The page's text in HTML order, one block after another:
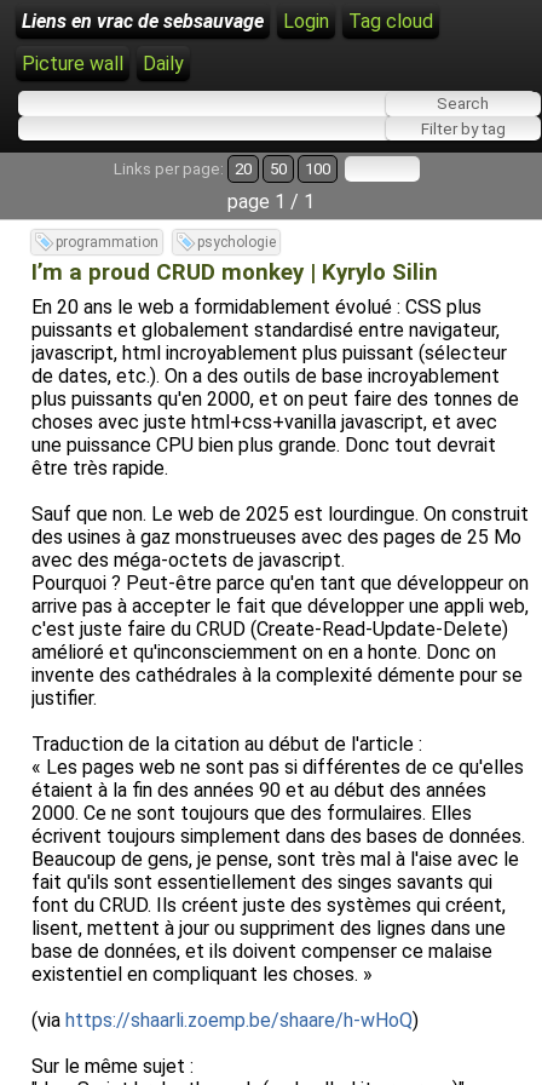
Liens en vrac de sebsauvage Login
Tag cloud
Picture wall
Daily
Links per page: 20 50 100
page 1 / 1
programmation psychologie
I’m a proud CRUD monkey | Kyrylo Silin
En 20 ans le web a formidablement évolué : CSS plus
puissants et globalement standardisé entre navigateur,
javascript, html incroyablement plus puissant (sélecteur
de dates, etc.). On a des outils de base incroyablement
plus puissants qu'en 2000, et on peut faire des tonnes de
choses avec juste html+css+vanilla javascript, et avec
une puissance CPU bien plus grande. Donc tout devrait
être très rapide.
Sauf que non. Le web de 2025 est lourdingue. On construit
des usines à gaz monstrueuses avec des pages de 25 Mo
avec des méga-octets de javascript.
Pourquoi ? Peut-être parce qu'en tant que développeur on
arrive pas à accepter le fait que développer une appli web,
c'est juste faire du CRUD (Create-Read-Update-Delete)
amélioré et qu'inconsciemment on en a honte. Donc on
invente des cathédrales à la complexité démente pour se
justifier.
Traduction de la citation au début de l'article :
« Les pages web ne sont pas si différentes de ce qu'elles
étaient à la fin des années 90 et au début des années
2000. Ce ne sont toujours que des formulaires. Elles
écrivent toujours simplement dans des bases de données.
Beaucoup de gens, je pense, sont très mal à l'aise avec le
fait qu'ils sont essentiellement des singes savants qui
font du CRUD. Ils créent juste des systèmes qui créent,
lisent, mettent à jour ou suppriment des lignes dans une
base de données, et ils doivent compenser ce malaise
existentiel en compliquant les choses. »
(via https://shaarli.zoemp.be/shaare/h-wHoQ)
Sur le même sujet :